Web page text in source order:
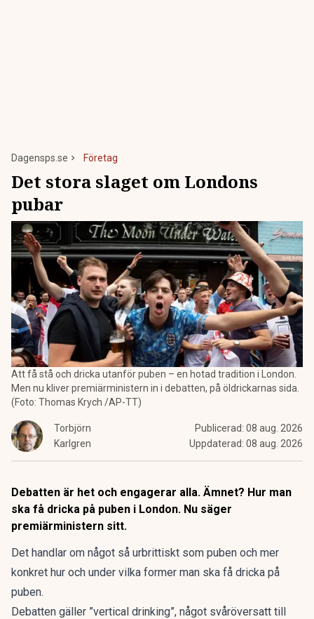
Dagensps.se Företag
Det stora slaget om Londons
pubar
Att få stå och dricka utanför puben – en hotad tradition i London.
Men nu kliver premiärministern in i debatten, på öldrickarnas sida.
(Foto: Thomas Krych /AP-TT)
Torbjörn
Karlgren
Publicerad: 08 aug. 2026
Uppdaterad: 08 aug. 2026
Debatten är het och engagerar alla. Ämnet? Hur man
ska få dricka på puben i London. Nu säger
premiärministern sitt.
Det handlar om något så urbrittiskt som puben och mer
konkret hur och under vilka former man ska få dricka på
puben.
Debatten gäller ”vertical drinking”, något svåröversatt till